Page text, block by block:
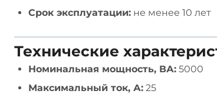
Срок эксплуатации: не менее 10 лет
Технические
Номинальная мощность, ВА: 5000
Максимальный ток, А: 25